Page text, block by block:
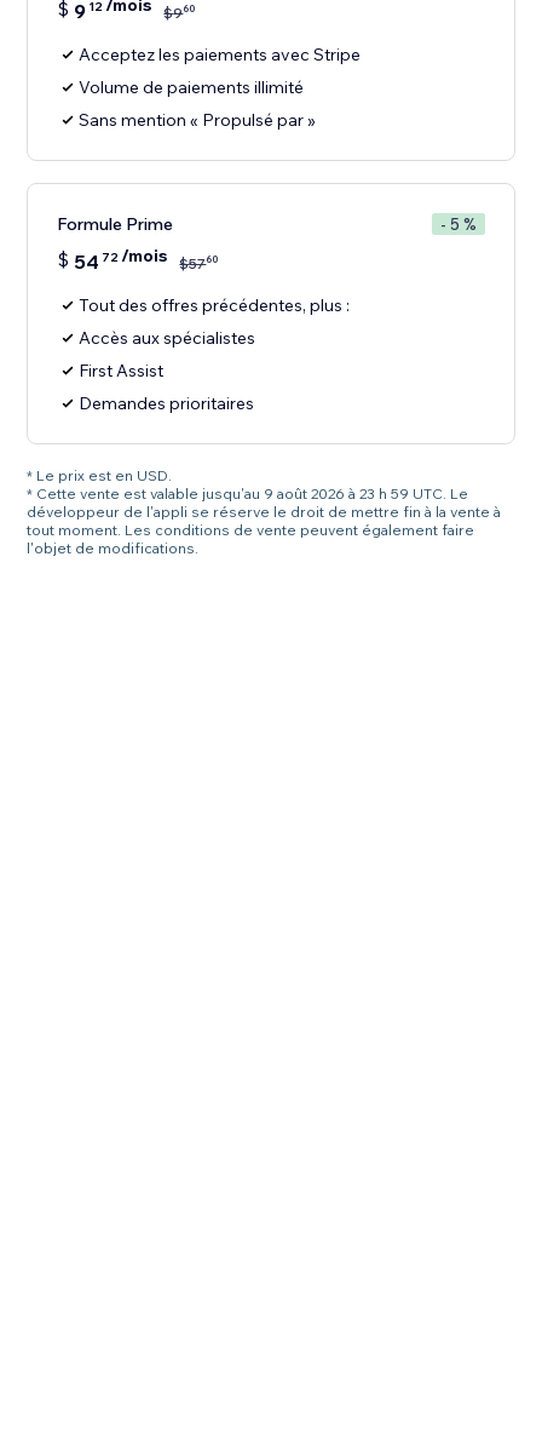
$ 9 12/mois $960
Acceptez les paiements avec Stripe
Volume de paiements illimité
Sans mention « Propulsé par »
Formule Prime - 5 %
$ 54 72/mois $5760
Tout des offres précédentes, plus :
Accès aux spécialistes
First Assist
Demandes prioritaires
* Le prix est en USD.
* Cette vente est valable jusqu'au 9 août 2026 à 23 h 59 UTC. Le
développeur de l'appli se réserve le droit de mettre fin à la vente à
tout moment. Les conditions de vente peuvent également faire
l'objet de modifications.